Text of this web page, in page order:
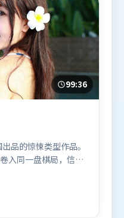
99:36
品的惊悚类型作品。
入同一盘棋局，信任
同营造出强烈地域气
杨幂、基里安·墨
。影片于2020年7月